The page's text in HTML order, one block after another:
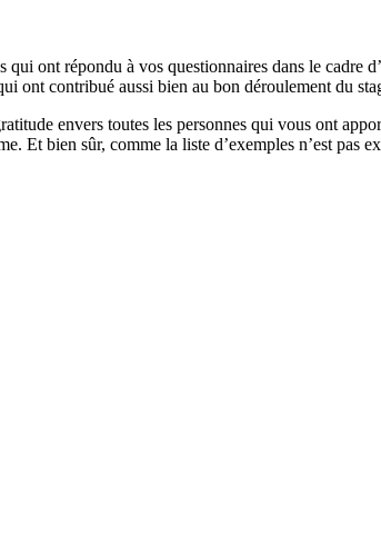
ont répondu à vos questionnaires dans le cadre
ont contribué aussi bien au bon déroulement du
envers toutes les personnes qui vous ont
Et bien sûr, comme la liste d’exemples n’est pas